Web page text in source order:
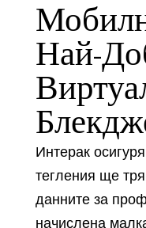
Най-
Интерак
тегления ще
данните за
начислена